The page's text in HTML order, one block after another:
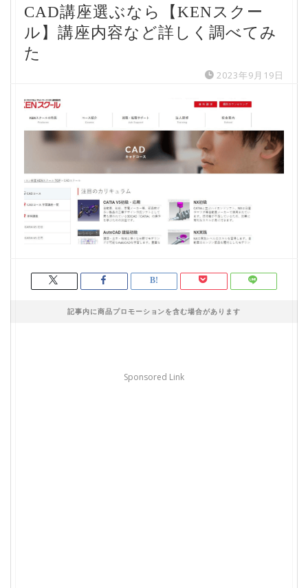
CAD講座選ぶなら【KENスクー
ル】講座内容など詳しく調べてみ
た
2023年9月19日
記事内に商品プロモーションを含む場合があります
Sponsored Link